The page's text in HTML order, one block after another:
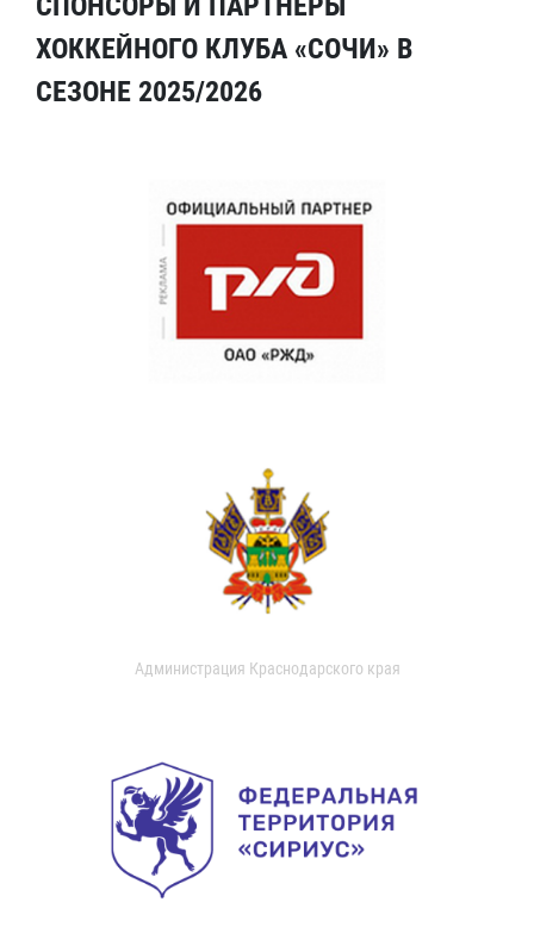
ХОККЕЙНОГО КЛУБА «СОЧИ» В
СЕЗОНЕ 2025/2026
Администрация Краснодарского края